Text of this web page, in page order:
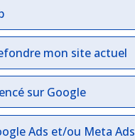
mon site actuel
sur Google
Ads et/ou Meta Ads